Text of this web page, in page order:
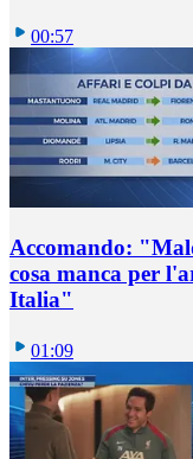
00:57
Accomando:
cosa manca per
Italia"
01:09